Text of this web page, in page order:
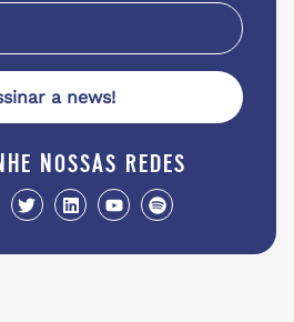
a news!
nossas redes